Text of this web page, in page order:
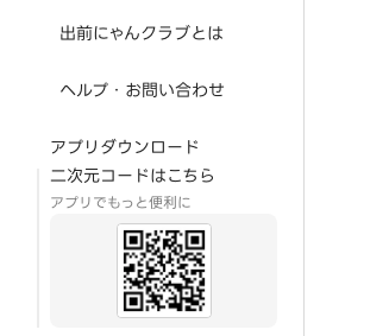
出前にゃんクラブとは
ヘルプ・お問い合わせ
アプリダウンロード
二次元コードはこちら
アプリでもっと便利に